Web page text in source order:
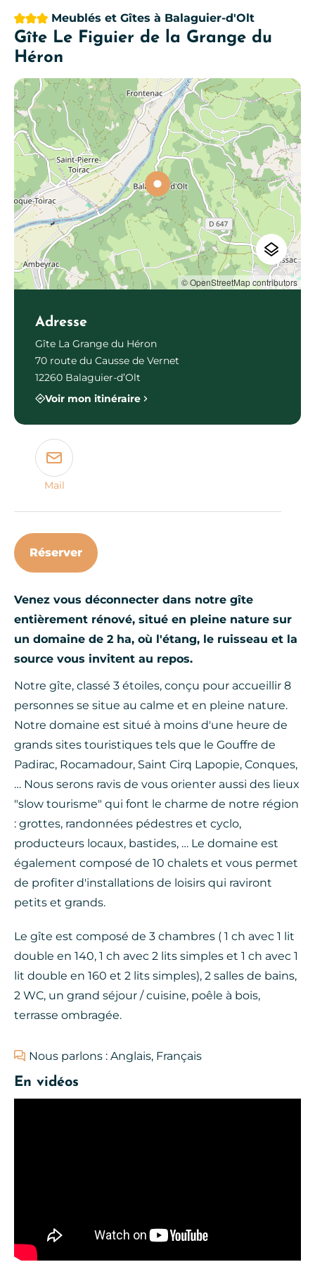
3 étoilesMeublés et Gîtes à Balaguier-d'Olt
Gîte Le Figuier de la Grange du
Héron
Venez vous déconnecter dans notre gîte
entièrement rénové, situé en pleine nature sur
un domaine de 2 ha, où l'étang, le ruisseau et la
source vous invitent au repos.
Notre gîte, classé 3 étoiles, conçu pour accueillir 8
personnes se situe au calme et en pleine nature.
Notre domaine est situé à moins d'une heure de
grands sites touristiques tels que le Gouffre de
Padirac, Rocamadour, Saint Cirq Lapopie, Conques,
… Nous serons ravis de vous orienter aussi des lieux
"slow tourisme" qui font le charme de notre région
: grottes, randonnées pédestres et cyclo,
producteurs locaux, bastides, … Le domaine est
également composé de 10 chalets et vous permet
de profiter d'installations de loisirs qui raviront
petits et grands.
Le gîte est composé de 3 chambres ( 1 ch avec 1 lit
double en 140, 1 ch avec 2 lits simples et 1 ch avec 1
lit double en 160 et 2 lits simples), 2 salles de bains,
2 WC, un grand séjour / cuisine, poêle à bois,
terrasse ombragée.
Nous parlons : Anglais, Français
En vidéos
© OpenStreetMap contributors
Adresse
Gîte La Grange du Héron
70 route du Causse de Vernet
12260 Balaguier-d’Olt
Voir mon itinéraire
Mail
Réserver